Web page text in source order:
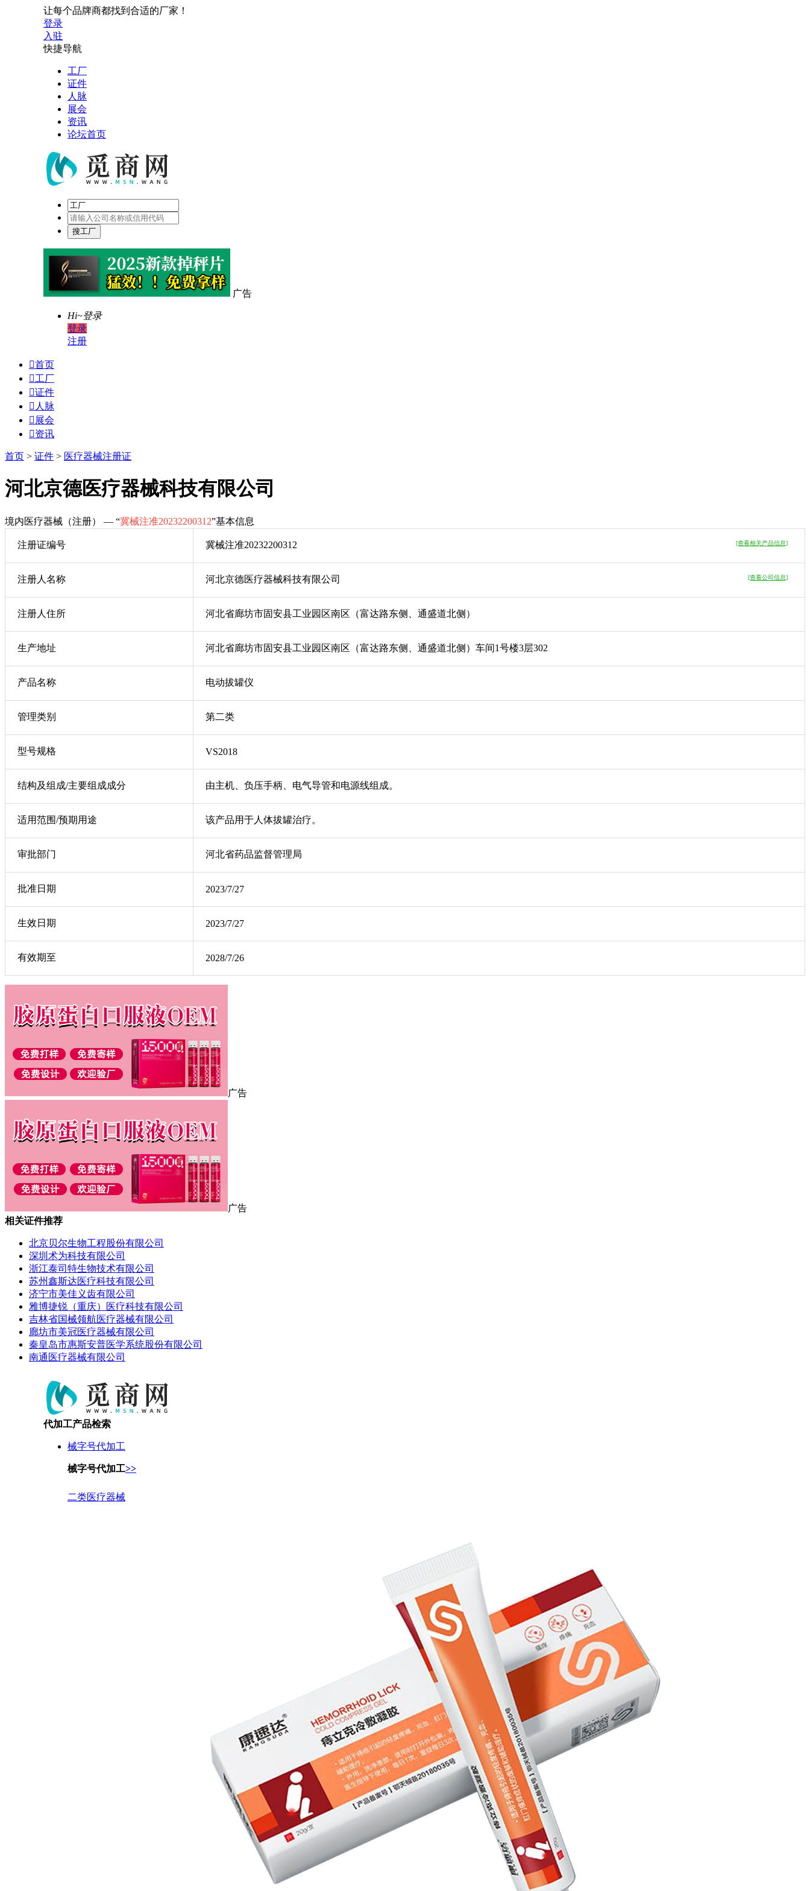
让每个品牌商都找到合适的厂家！
登录
入驻
快捷导航
工厂
证件
人脉
展会
资讯
论坛首页
广告
Hi~登录
登录
注册
首页
工厂
证件
 人脉
 展会
资讯
首页 > 证件 > 医疗器械注册证
河北京德医疗器械科技有限公司
境内医疗器械（注册） — “冀械注准20232200312”基本信息
注册证编号 冀械注准20232200312 [查看相关产品信息]
注册人名称 河北京德医疗器械科技有限公司 [查看公司信息]
注册人住所 河北省廊坊市固安县工业园区南区（富达路东侧、通盛道北侧）
生产地址 河北省廊坊市固安县工业园区南区（富达路东侧、通盛道北侧）车间1号楼3层302
产品名称 电动拔罐仪
管理类别 第二类
型号规格 VS2018
结构及组成/主要组成成分 由主机、负压手柄、电气导管和电源线组成。
适用范围/预期用途 该产品用于人体拔罐治疗。
审批部门 河北省药品监督管理局
批准日期 2023/7/27
生效日期 2023/7/27
有效期至 2028/7/26
广告
广告
相关证件推荐
北京贝尔生物工程股份有限公司
深圳术为科技有限公司
浙江泰司特生物技术有限公司
苏州鑫斯达医疗科技有限公司
济宁市美佳义齿有限公司
雅博捷锐（重庆）医疗科技有限公司
吉林省国械领航医疗器械有限公司
廊坊市美冠医疗器械有限公司
秦皇岛市惠斯安普医学系统股份有限公司
南通医疗器械有限公司
代加工产品检索
械字号代加工
械字号代加工>>
二类医疗器械